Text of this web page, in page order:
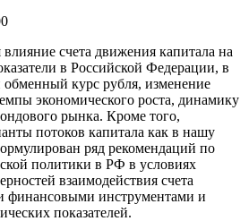
влияние счета движения капитала на
в Российской Федерации, в
обменный курс рубля, изменение
экономического роста, динамику
рынка. Кроме того,
потоков капитала как в нашу
ряд рекомендаций по
политики в РФ в условиях
взаимодействия счета
финансовыми инструментами и
показателей.